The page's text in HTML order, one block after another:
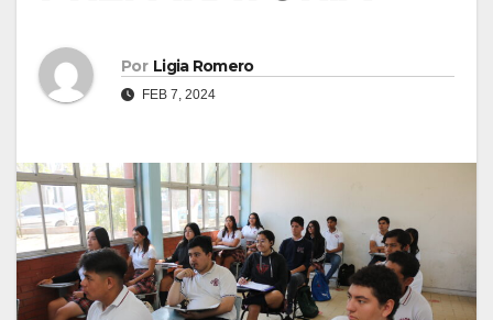
Por Ligia Romero
FEB 7, 2024